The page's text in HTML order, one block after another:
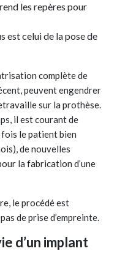
les repères pour
est celui de la pose de
complète de
peuvent engendrer
sur la prothèse.
il est courant de
le patient bien
de nouvelles
la fabrication d’une
le procédé est
de prise d’empreinte.
d’un implant